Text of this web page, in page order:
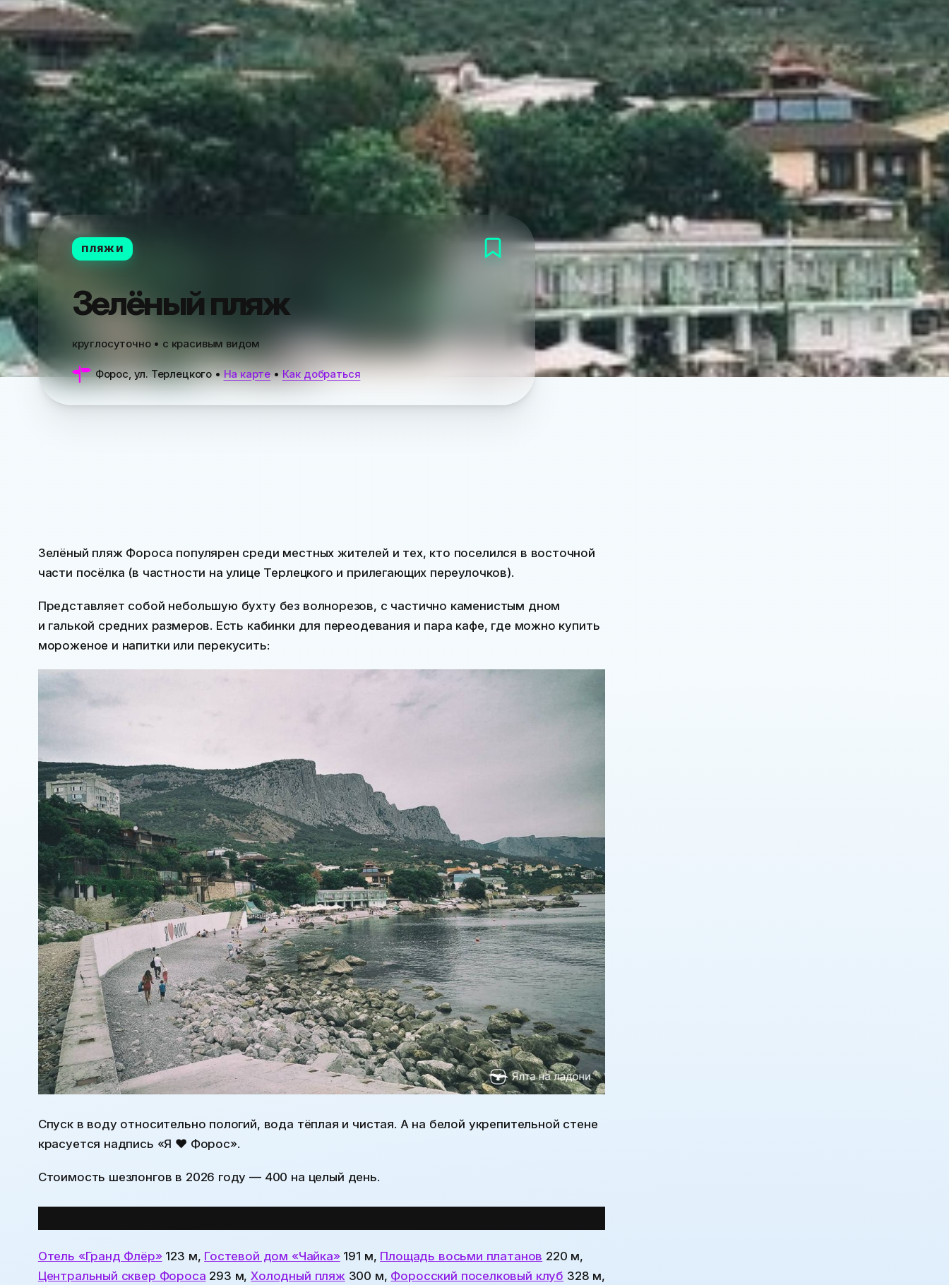
ПЛЯЖИ
Зелёный пляж
круглосуточно • с красивым видом
Форос, ул. Терлецкого•На карте•Как добраться
Зелёный пляж Фороса популярен среди местных жителей и тех, кто поселился в восточной
части посёлка (в частности на улице Терлецкого и прилегающих переулочков).
Представляет собой небольшую бухту без волнорезов, с частично каменистым дном
и галькой средних размеров. Есть кабинки для переодевания и пара кафе, где можно купить
мороженое и напитки или перекусить:
Спуск в воду относительно пологий, вода тёплая и чистая. А на белой укрепительной стене
красуется надпись «Я ♥ Форос».
Стоимость шезлонгов в 2026 году — 400 на целый день.
Отель «Гранд Флёр»123 м, Гостевой дом «Чайка»191 м, Площадь восьми платанов 220 м,
Центральный сквер Фороса 293 м,Холодный пляж 300 м, Форосский поселковый клуб 328 м,